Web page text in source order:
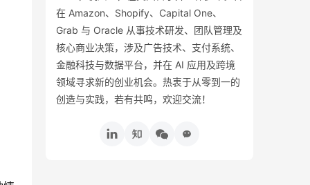
在 Amazon、Shopify、Capital One、
Grab 与 Oracle 从事技术研发、团队管理及
核心商业决策，涉及广告技术、支付系统、
金融科技与数据平台，并在 AI 应用及跨境
领域寻求新的创业机会。热衷于从零到一的
创造与实践，若有共鸣，欢迎交流！